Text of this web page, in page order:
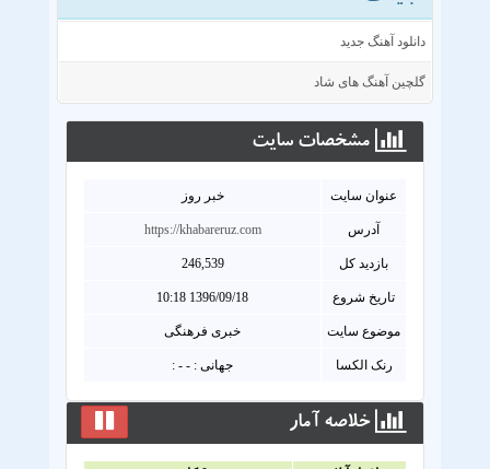
دانلود آهنگ جدید
گلچین آهنگ های شاد
مشخصات سايت
عنوان سايت خبر روز
آدرس https://khabareruz.com
بازدید کل 246,539
تاریخ شروع 1396/09/18 10:18
موضوع سایت خبری فرهنگی
رنک الکسا جهانی : - - :
خلاصه آمار